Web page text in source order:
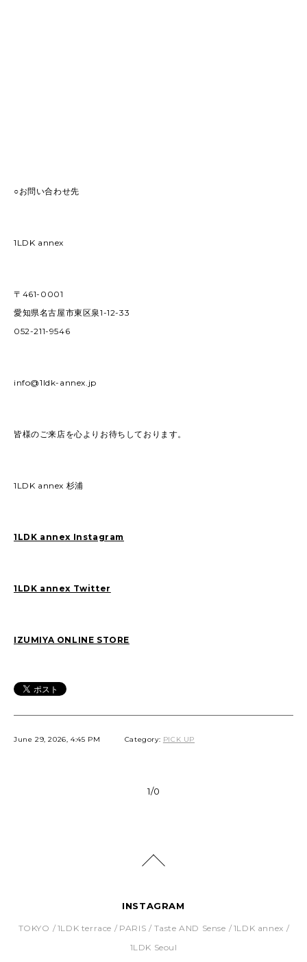
○お問い合わせ先
1LDK annex
〒461-0001
愛知県名古屋市東区泉1-12-33
052-211-9546
info@1ldk-annex.jp
皆様のご来店を心よりお待ちしております。
1LDK annex 杉浦
1LDK annex Instagram
1LDK annex Twitter
IZUMIYA ONLINE STORE
June 29, 2026, 4:45 PM Category: PICK UP
1/0
INSTAGRAM
TOKYO 1LDK terrace PARIS Taste AND Sense
1LDK annex
1LDK Seoul